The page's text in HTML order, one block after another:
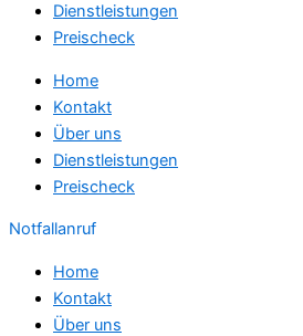
Dienstleistungen
Preischeck
Home
Kontakt
Über uns
Dienstleistungen
Preischeck
Notfallanruf
Home
Kontakt
Über uns